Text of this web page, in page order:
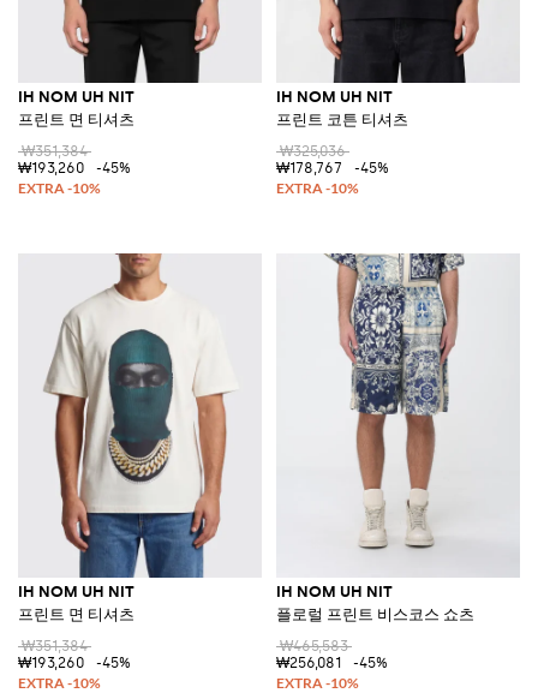
IH NOM UH NIT
프린트 면 티셔츠
₩351,384
₩193,260
-45%
IH NOM UH NIT
프린트 코튼 티셔츠
₩325,036
₩178,767
-45%
IH NOM UH NIT
프린트 면 티셔츠
₩351,384
₩193,260
-45%
IH NOM UH NIT
플로럴 프린트 비스코스 쇼츠
₩465,583
₩256,081
-45%